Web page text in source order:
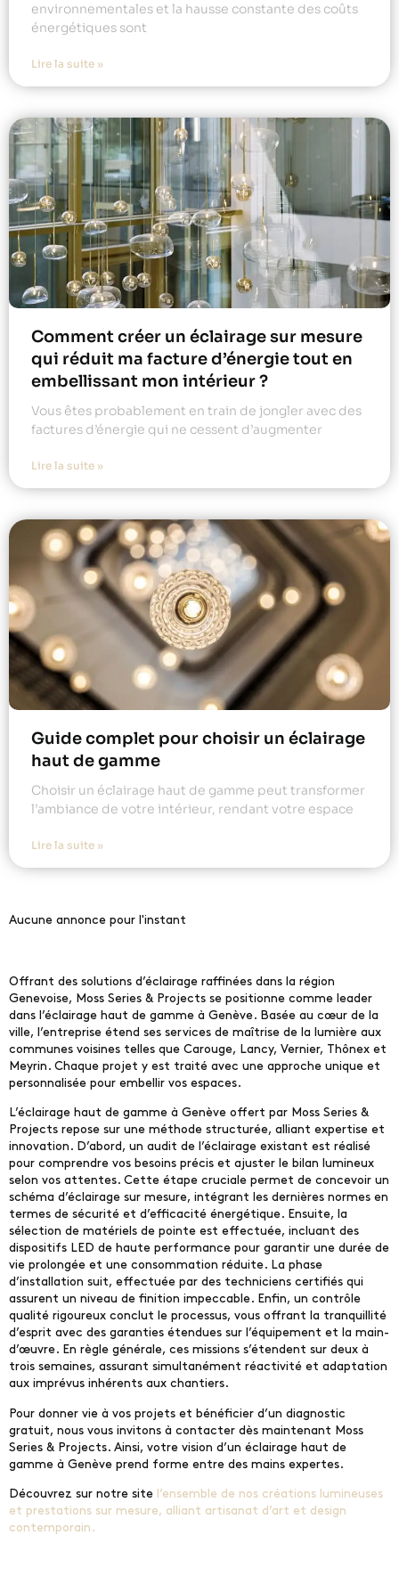
environnementales et la hausse constante des coûts
énergétiques sont
Lire la suite »
Comment créer un éclairage sur mesure
qui réduit ma facture d’énergie tout en
embellissant mon intérieur ?
Vous êtes probablement en train de jongler avec des
factures d’énergie qui ne cessent d’augmenter
Lire la suite »
Guide complet pour choisir un éclairage
haut de gamme
Choisir un éclairage haut de gamme peut transformer
l’ambiance de votre intérieur, rendant votre espace
Lire la suite »
Aucune annonce pour l'instant
Offrant des solutions d’éclairage raffinées dans la région
Genevoise, Moss Series & Projects se positionne comme leader
dans l’éclairage haut de gamme à Genève. Basée au cœur de la
ville, l’entreprise étend ses services de maîtrise de la lumière aux
communes voisines telles que Carouge, Lancy, Vernier, Thônex et
Meyrin. Chaque projet y est traité avec une approche unique et
personnalisée pour embellir vos espaces.
L’éclairage haut de gamme à Genève offert par Moss Series &
Projects repose sur une méthode structurée, alliant expertise et
innovation. D’abord, un audit de l’éclairage existant est réalisé
pour comprendre vos besoins précis et ajuster le bilan lumineux
selon vos attentes. Cette étape cruciale permet de concevoir un
schéma d’éclairage sur mesure, intégrant les dernières normes en
termes de sécurité et d’efficacité énergétique. Ensuite, la
sélection de matériels de pointe est effectuée, incluant des
dispositifs LED de haute performance pour garantir une durée de
vie prolongée et une consommation réduite. La phase
d’installation suit, effectuée par des techniciens certifiés qui
assurent un niveau de finition impeccable. Enfin, un contrôle
qualité rigoureux conclut le processus, vous offrant la tranquillité
d’esprit avec des garanties étendues sur l’équipement et la main-
d’œuvre. En règle générale, ces missions s’étendent sur deux à
trois semaines, assurant simultanément réactivité et adaptation
aux imprévus inhérents aux chantiers.
Pour donner vie à vos projets et bénéficier d’un diagnostic
gratuit, nous vous invitons à contacter dès maintenant Moss
Series & Projects. Ainsi, votre vision d’un éclairage haut de
gamme à Genève prend forme entre des mains expertes.
Découvrez sur notre site l’ensemble de nos créations lumineuses
et prestations sur mesure, alliant artisanat d’art et design
contemporain.